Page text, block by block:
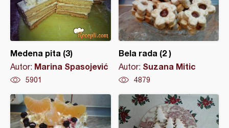
Medena pita (3)
Autor: Marina Spasojević
5901
Bela rada (2 )
Autor: Suzana Mitic
4879